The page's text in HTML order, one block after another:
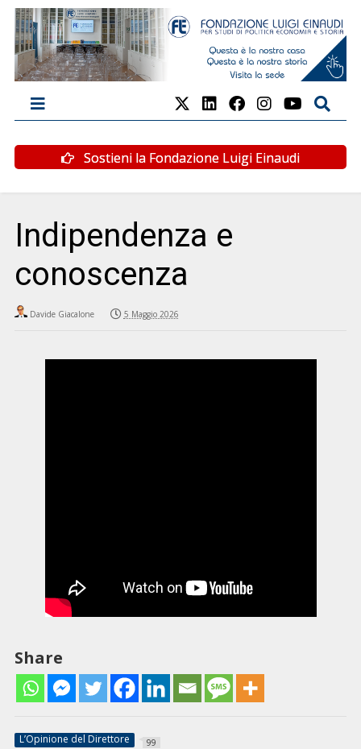
Sostieni la Fondazione Luigi Einaudi
Indipendenza e
conoscenza
Davide Giacalone 5 Maggio 2026
Share
L’Opinione del Direttore 99